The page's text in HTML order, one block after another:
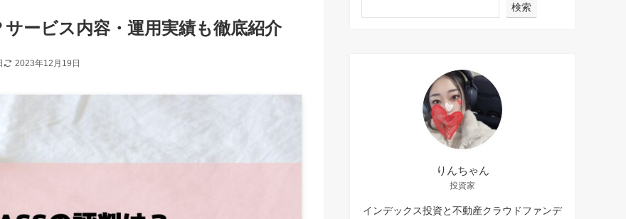
ービス内容・運用実績も徹底紹介
2023年12月19日
検索
りんちゃん
投資家
インデックス投資と不動産クラウドファンデ